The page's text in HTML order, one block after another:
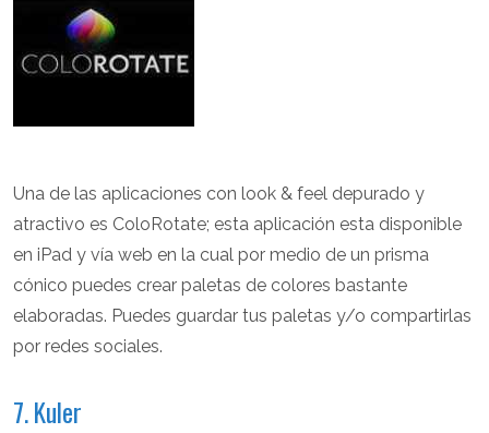
Una de las aplicaciones con look & feel depurado y
atractivo es ColoRotate; esta aplicación esta disponible
en iPad y vía web en la cual por medio de un prisma
cónico puedes crear paletas de colores bastante
elaboradas. Puedes guardar tus paletas y/o compartirlas
por redes sociales.
7. Kuler